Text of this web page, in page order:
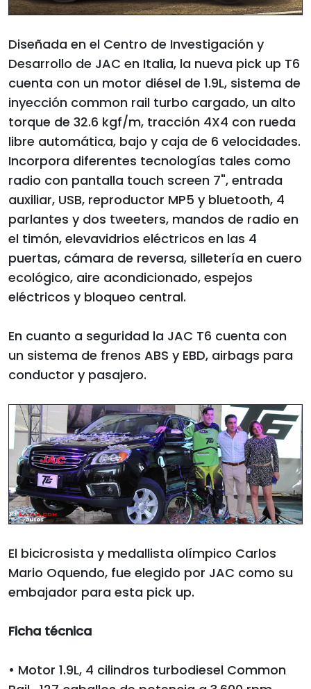
Diseñada en el Centro de Investigación y
Desarrollo de JAC en Italia, la nueva pick up T6
cuenta con un motor diésel de 1.9L, sistema de
inyección common rail turbo cargado, un alto
torque de 32.6 kgf/m, tracción 4X4 con rueda
libre automática, bajo y caja de 6 velocidades.
Incorpora diferentes tecnologías tales como
radio con pantalla touch screen 7", entrada
auxiliar, USB, reproductor MP5 y bluetooth, 4
parlantes y dos tweeters, mandos de radio en
el timón, elevavidrios eléctricos en las 4
puertas, cámara de reversa, silletería en cuero
ecológico, aire acondicionado, espejos
eléctricos y bloqueo central.
En cuanto a seguridad la JAC T6 cuenta con
un sistema de frenos ABS y EBD, airbags para
conductor y pasajero.
El bicicrosista y medallista olímpico Carlos
Mario Oquendo, fue elegido por JAC como su
embajador para esta pick up.
Ficha técnica
• Motor 1.9L, 4 cilindros turbodiesel Common